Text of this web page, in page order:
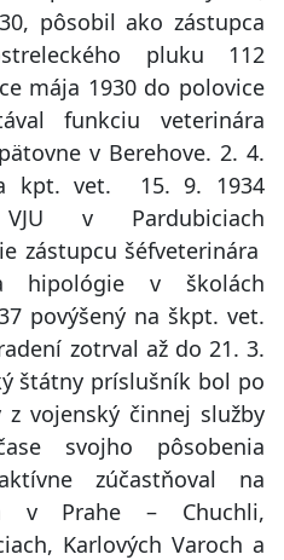
pôsobil ako zástupca
pluku 112
mája 1930 do polovice
funkciu veterinára
v Berehove. 2. 4.
kpt. vet. 15. 9. 1934
v Pardubiciach
zástupcu šéfveterinára
hipológie v školách
povýšený na škpt. vet.
zotrval až do 21. 3.
štátny príslušník bol po
z vojenský činnej služby
svojho pôsobenia
zúčastňoval na
v Prahe – Chuchli,
Karlových Varoch a